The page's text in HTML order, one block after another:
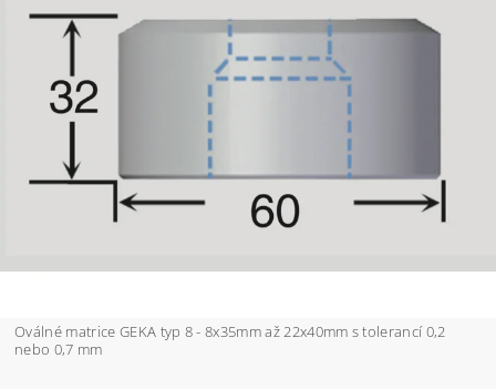
Oválné matrice GEKA typ 8 - 8x35mm až 22x40mm s tolerancí 0,2
nebo 0,7 mm